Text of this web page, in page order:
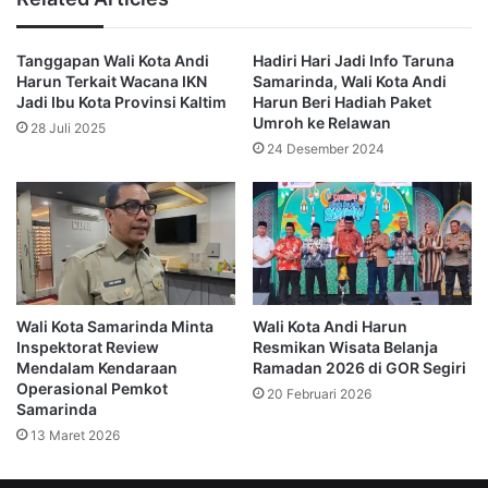
Samarinda pada BPJS Kesehatan bisa mencapai hingga
100%.
“Mudah-mudahan perusahaan lain yang ada di Samarinda
sama supaya punya nilai kemanfaatan,” ujarnya.
Ia juga menyampaikan bahwa program pemerintah (Pro-
Bebaya), dan akan mengalokasikan anggaran Rp100 juta
per RT, agar semua lingkungan yang ada di Kota Samarinda
mempunyai kegiatan pembangunan infrastruktur dan
pemberdayaan masyarakat.
“Di mana di dalamnya dapat digunakan bagi warga yang
kesehatannya melalui program tersebut, oleh karenanya
Tanggapan Wali Kota Andi
Harun Terkait Wacana IKN
Jadi Ibu Kota Provinsi Kaltim
28 Juli 2025
Hadiri Hari Jadi Info Taruna
Samarinda, Wali Kota Andi
Harun Beri Hadiah Paket
Umroh ke Relawan
24 Desember 2024
Wali Kota Samarinda Minta
Inspektorat Review
Mendalam Kendaraan
Operasional Pemkot
Samarinda
13 Maret 2026
Wali Kota Andi Harun
Resmikan Wisata Belanja
Ramadan 2026 di GOR Segiri
20 Februari 2026